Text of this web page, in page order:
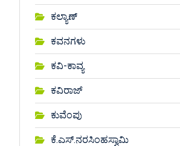
ಕಲ್ಯಾಣ್
ಕವನಗಳು
ಕವಿ-ಕಾವ್ಯ
ಕವಿರಾಜ್
ಕುವೆಂಪು
ಕೆ.ಎಸ್.ನರಸಿಂಹಸ್ವಾಮಿ